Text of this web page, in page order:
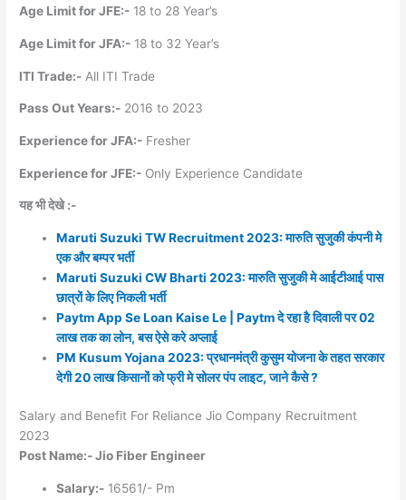
Age Limit for JFE:- 18 to 28 Year’s
Age Limit for JFA:- 18 to 32 Year’s
ITI Trade:- All ITI Trade
Pass Out Years:- 2016 to 2023
Experience for JFA:- Fresher
Experience for JFE:- Only Experience Candidate
यह भी देखे :-
Maruti Suzuki TW Recruitment 2023: मारुति सुजुकी कंपनी मे
एक और बम्पर भर्ती
Maruti Suzuki CW Bharti 2023: मारुति सुजुकी मे आईटीआई पास
छात्रों के लिए निकली भर्ती
Paytm App Se Loan Kaise Le | Paytm दे रहा है दिवाली पर 02
लाख तक का लोन, बस ऐसे करे अप्लाई
PM Kusum Yojana 2023: प्रधानमंत्री कुसुम योजना के तहत सरकार
देगी 20 लाख किसानों को फ्री मे सोलर पंप लाइट, जाने कैसे ?
Salary and Benefit For Reliance Jio Company Recruitment
2023
Post Name:- Jio Fiber Engineer
Salary:- 16561/- Pm